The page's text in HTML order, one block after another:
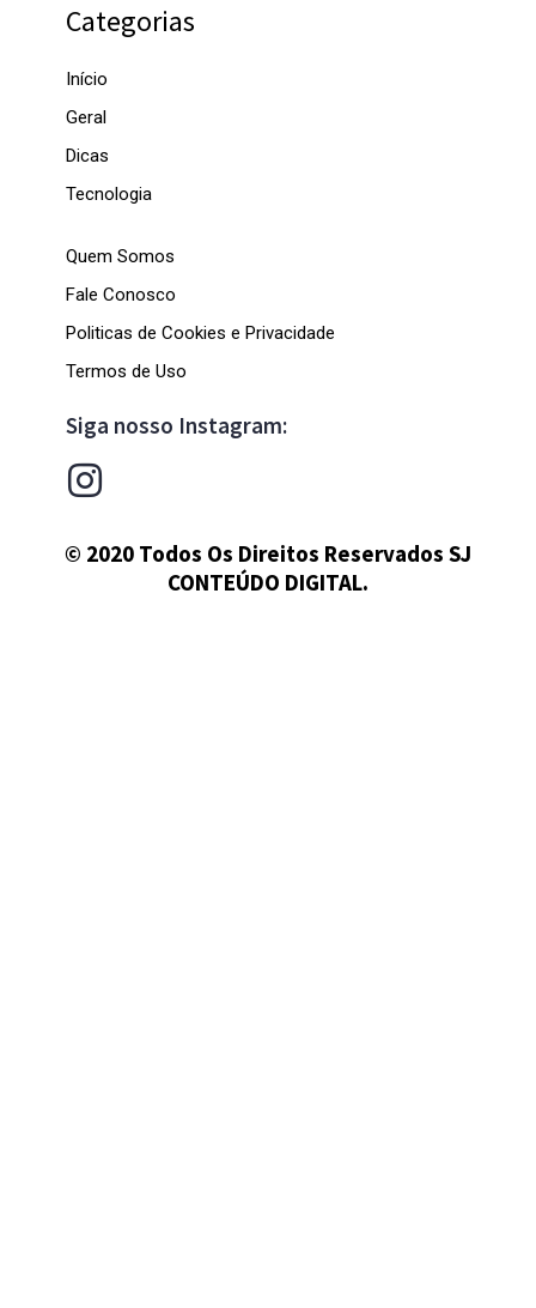
Categorias
Início
Geral
Dicas
Tecnologia
Quem Somos
Fale Conosco
Politicas de Cookies e Privacidade
Termos de Uso
Siga nosso Instagram:
© 2020 Todos Os Direitos Reservados SJ
CONTEÚDO DIGITAL.